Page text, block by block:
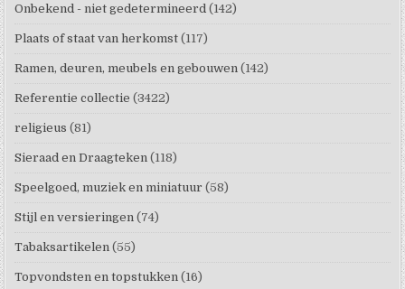
Onbekend - niet gedetermineerd (142)
Plaats of staat van herkomst (117)
Ramen, deuren, meubels en gebouwen (142)
Referentie collectie (3422)
religieus (81)
Sieraad en Draagteken (118)
Speelgoed, muziek en miniatuur (58)
Stijl en versieringen (74)
Tabaksartikelen (55)
Topvondsten en topstukken (16)